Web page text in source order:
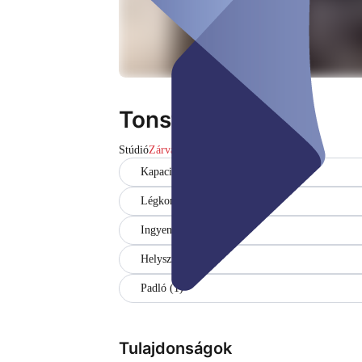
Tonstudio
StúdióZárva
Kapacitás (4)
Légkondicionáló
Ingyenes WiFi
Helyszíni
Padló (1)
Tulajdonságok